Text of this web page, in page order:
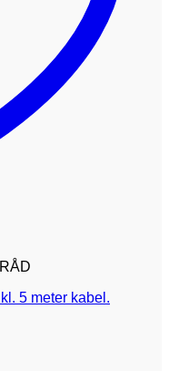
5 meter kabel.